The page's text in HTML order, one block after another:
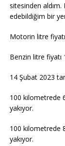
sitesinden
edebildiğim bir
Motorin litre
Benzin litre fiyatı
14 Şubat 2023
100 kilometrede
yakıyor.
100 kilometrede
yakıyor.